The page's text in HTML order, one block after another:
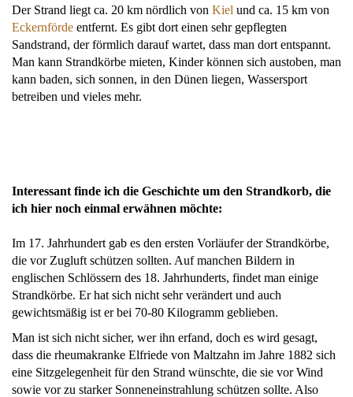
Der Strand liegt ca. 20 km nördlich von Kiel und ca. 15 km von
Eckernförde entfernt. Es gibt dort einen sehr gepflegten
Sandstrand, der förmlich darauf wartet, dass man dort entspannt.
Man kann Strandkörbe mieten, Kinder können sich austoben, man
kann baden, sich sonnen, in den Dünen liegen, Wassersport
betreiben und vieles mehr.
Interessant finde ich die Geschichte um den Strandkorb, die
ich hier noch einmal erwähnen möchte:
Im 17. Jahrhundert gab es den ersten Vorläufer der Strandkörbe,
die vor Zugluft schützen sollten. Auf manchen Bildern in
englischen Schlössern des 18. Jahrhunderts, findet man einige
Strandkörbe. Er hat sich nicht sehr verändert und auch
gewichtsmäßig ist er bei 70-80 Kilogramm geblieben.
Man ist sich nicht sicher, wer ihn erfand, doch es wird gesagt,
dass die rheumakranke Elfriede von Maltzahn im Jahre 1882 sich
eine Sitzgelegenheit für den Strand wünschte, die sie vor Wind
sowie vor zu starker Sonneneinstrahlung schützen sollte. Also